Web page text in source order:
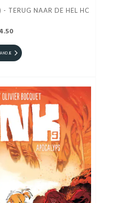
TERUG NAAR DE HEL HC